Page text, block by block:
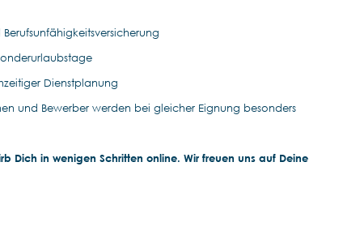
Dienstplanung
und Bewerber werden bei gleicher Eignung besonders
Dich in wenigen Schritten online. Wir freuen uns auf Deine